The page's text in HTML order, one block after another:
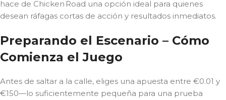
hace de Chicken Road una opción ideal para quienes
desean ráfagas cortas de acción y resultados inmediatos.
Preparando el Escenario – Cómo
Comienza el Juego
Antes de saltar a la calle, eliges una apuesta entre €0.01 y
€150—lo suficientemente pequeña para una prueba